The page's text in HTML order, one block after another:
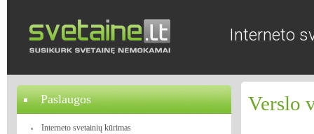
Interneto
Paslaugos
Interneto svetainių kūrimas
Verslo